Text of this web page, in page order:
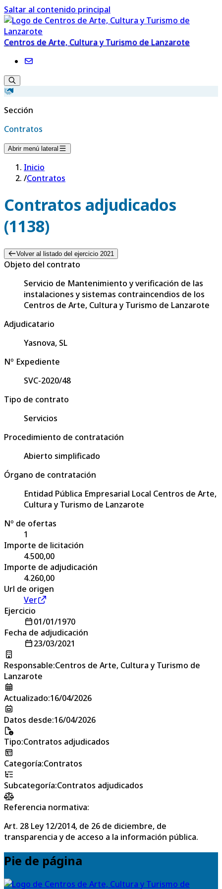
Saltar al contenido principal
Centros de Arte, Cultura y Turismo de Lanzarote
Sección
Contratos
Abrir menú lateral
Inicio
/Contratos
Contratos adjudicados
(1138)
Volver al listado del ejercicio 2021
Objeto del contrato
Servicio de Mantenimiento y verificación de las
instalaciones y sistemas contraincendios de los
Centros de Arte, Cultura y Turismo de Lanzarote
Adjudicatario
Yasnova, SL
Nº Expediente
SVC-2020/48
Tipo de contrato
Servicios
Procedimiento de contratación
Abierto simplificado
Órgano de contratación
Entidad Pública Empresarial Local Centros de Arte,
Cultura y Turismo de Lanzarote
Nº de ofertas
1
Importe de licitación
4.500,00
Importe de adjudicación
4.260,00
Url de origen
Ver
Ejercicio
01/01/1970
Fecha de adjudicación
23/03/2021
Responsable:Centros de Arte, Cultura y Turismo de
Lanzarote
Actualizado:16/04/2026
Datos desde:16/04/2026
Tipo:Contratos adjudicados
Categoría:Contratos
Subcategoría:Contratos adjudicados
Referencia normativa:
Art. 28 Ley 12/2014, de 26 de diciembre, de
transparencia y de acceso a la información pública.
Pie de página